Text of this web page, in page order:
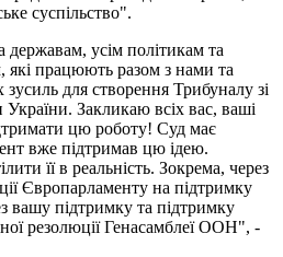
суспільство".
державам, усім політикам та
які працюють разом з нами та
для створення Трибуналу зі
України. Закликаю всіх вас, ваші
цю роботу! Суд має
вже підтримав цю ідею.
її в реальність. Зокрема, через
Європарламенту на підтримку
вашу підтримку та підтримку
резолюції Генасамблеї ООН", -